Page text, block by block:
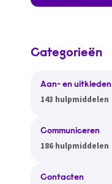
Categorieën
Aan- en uitkleden
143 hulpmiddelen
Communiceren
186 hulpmiddelen
Contacten